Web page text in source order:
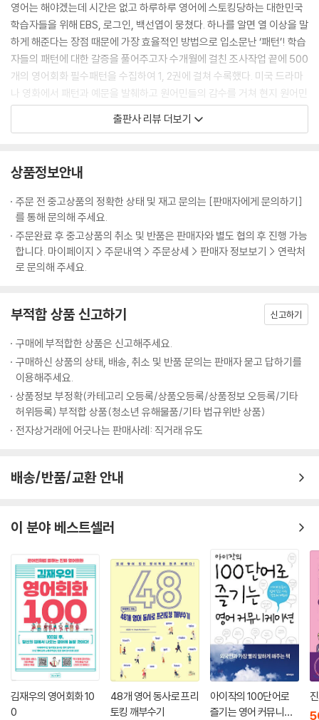
035 Are there many...? ~가 많나요?
Day 09. 방법이 있는지 묻고 답하기
036 Is there any way...? ~할 방법이 없을까요?
037 There's no way... ~하는 건 불가능해
038 There's no way I can... 내가 ~하는 건 불가능해
039 There's a 비교급 way to... 더 ~하는 방법이 있어
040 What's the best way to...? ~하기에 가장 좋은 방법이 뭐예요?
Day 11 원하는 것 말하기
041 I want to... ~하고 싶어
042 I just wanted to... 난 단지 ~하고 싶었어
043 I don't want to... ~하고 싶지 않아
044 I'd like to... ~하고 싶어요
045 I'm dying to.. 난 정말 ~하고 싶어
Day 12 원하는 것 묻기
048 What do you want to...? 뭘 ~하고 싶어?
049 Why do you want to...? 왜 ~하고 싶니?
050 When do you want to...? 언제 ~하고 싶어?
Day 13 제안하기 ①
051 How about...? ~ 어때?
052 What about...? ~ 어때?
053 Let's... ~하자
054 Let's not... ~하지 말자
Day 14 제안하기 ②
058 Maybe we should... 우리 ~해야 할지도 몰라
060 May I suggest...? 제가 ~를 제안해도 될까요?
4th Week_감정 표현하기
Day 16 감정·상태 표현하기
061 I'm kind of... 난 좀 ~해
062 I'm really... 난 정말 ~해
063 I'm absolutely... 난 완전히 ~해
064 It's a little... 그건 좀 ~해
065 This is totally... 이건 완전히 ~야
Day 17 기쁨 표현하기
영어는 해야겠는데 시간은 없고 하루하루 영어에 스토킹당하는 대한민국
학습자들을 위해 EBS, 로그인, 백선엽이 뭉쳤다. 하나를 알면 열 이상을 말
하게 해준다는 장점 때문에 가장 효율적인 방법으로 입소문난 ‘패턴’! 학습
자들의 패턴에 대한 갈증을 풀어주고자 수개월에 걸친 조사작업 끝에 500
개의 영어회화 필수패턴을 수집하여 1, 2권에 걸쳐 수록했다. 미국 드라마
나 영화에서 패턴과 예문을 발췌하고 원어민들의 감수를 거쳐 현지 원어민
들이 자주 사용하는, 암기할 가치가 높은 패턴과 예문만을 담았다.
한 것이 특징이다. MP3에는 모든 예문이 〈우리말 1회 - 영어 2회〉로 녹음
되어 있어, MP3만 들으면서도 표현을 암기할 수 있고, 우리말을 듣고 즉
각적으로 영어로 말해보는 연습을 통해 회화실력을 크게 향상시킬 수 있
다.
이 책을 교재로 한 EBSlang(www.ebslang.co.kr) 동영상강좌 《2000
EBS 연구진과 어학전문출판사인 로그인, 패턴의 대가 백선엽이 합동으로
기획하여, 영어회화 학습의 효율을 극대화한 패턴교재를 개발했다.
★ 영어회화패턴이 무려 500개!
기존 패턴 교재들이 패턴을 100~200여개를 다룬 데 그쳤다면, 이 책은
패턴에 대한 학습자들의 갈증을 풀어주고자 심혈을 기울인 조사작업 끝에
★ 하루 6쪽씩 5개월만 투자해라!
성되어 있다. 하루 학습분량이 정해져 학습을 계획하고 실천하기가 쉽다.
★ 사과.칭찬.제안 등 기능별로 묶었다!
‘칭찬할 때 쓰는 패턴’, ‘변명할 때 쓰는 패턴’과 같이 패턴을 기능별로 5개
씩 그룹지어서, 학습자들이 패턴의 어감을 제대로 익히고 쉽게 활용할 수
있게 했다. 타 도서들이 패턴을 형태별이나 수준별로만 제시했던 것에 그
쳤다면, 이 책은 특정 기능을 갖고 있는 패턴을 함께 학습할 수 있다는 것이
큰 장점이다.
★ 실용패턴과 실용예문만 담았다!
서점에는 아직도 잘 쓰지도 않는 패턴, 평생 가야 한번 쓸까말까한 예문들
이 버젓이 실려있는 영어책이 넘쳐난다. 이 책은 미국 드라마와 영화에서
출판사 리뷰 더보기
상품정보안내
주문 전 중고상품의 정확한 상태 및 재고 문의는 [판매자에게 문의하기]
를 통해 문의해 주세요.
주문완료 후 중고상품의 취소 및 반품은 판매자와 별도 협의 후 진행 가능
합니다. 마이페이지 > 주문내역 > 주문상세 > 판매자 정보보기 > 연락처
로 문의해 주세요.
부적합 상품 신고하기 신고하기
구매에 부적합한 상품은 신고해주세요.
구매하신 상품의 상태, 배송, 취소 및 반품 문의는 판매자 묻고 답하기를
이용해주세요.
상품정보 부정확(카테고리 오등록/상품오등록/상품정보 오등록/기타
허위등록) 부적합 상품(청소년 유해물품/기타 법규위반 상품)
전자상거래에 어긋나는 판매사례: 직거래 유도
배송/반품/교환 안내
이 분야 베스트셀러
김재우의 영어회화 10
0
48개 영어 동사로 프리
토킹 깨부수기
아이작의 100단어로
즐기는 영어 커뮤니케